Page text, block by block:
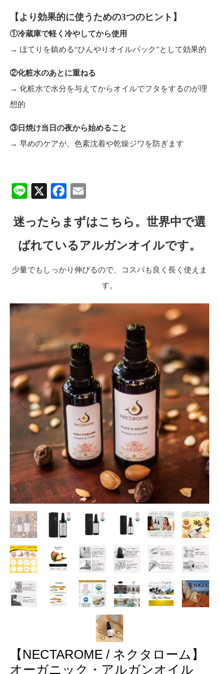
【より効果的に使うための3つのヒント】
①冷蔵庫で軽く冷やしてから使用
→ ほてりを鎮める“ひんやりオイルパック”として効果的
②化粧水のあとに重ねる
→ 化粧水で水分を与えてからオイルでフタをするのが理
想的
③日焼け当日の夜から始めること
→ 早めのケアが、色素沈着や乾燥ジワを防ぎます
LineX Facebook
迷ったらまずはこちら。世界中で選
ばれているアルガンオイルです。
少量でもしっかり伸びるので、コスパも良く長く使えま
す。